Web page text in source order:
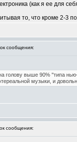
(как я ее для
то, что кроме 2-3
сообщения:
голову выше 90% "типа
музыки, и
сообщения: